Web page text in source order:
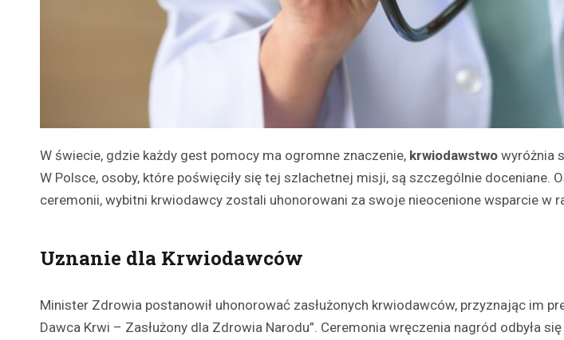
W świecie, gdzie każdy gest pomocy ma ogromne znaczenie, krwiodawstwo wyróżnia
W Polsce, osoby, które poświęciły się tej szlachetnej misji, są szczególnie doceniane.
ceremonii, wybitni krwiodawcy zostali uhonorowani za swoje nieocenione wsparcie w
Uznanie dla Krwiodawców
Minister Zdrowia postanowił uhonorować zasłużonych krwiodawców, przyznając im
Dawca Krwi – Zasłużony dla Zdrowia Narodu”. Ceremonia wręczenia nagród odbyła